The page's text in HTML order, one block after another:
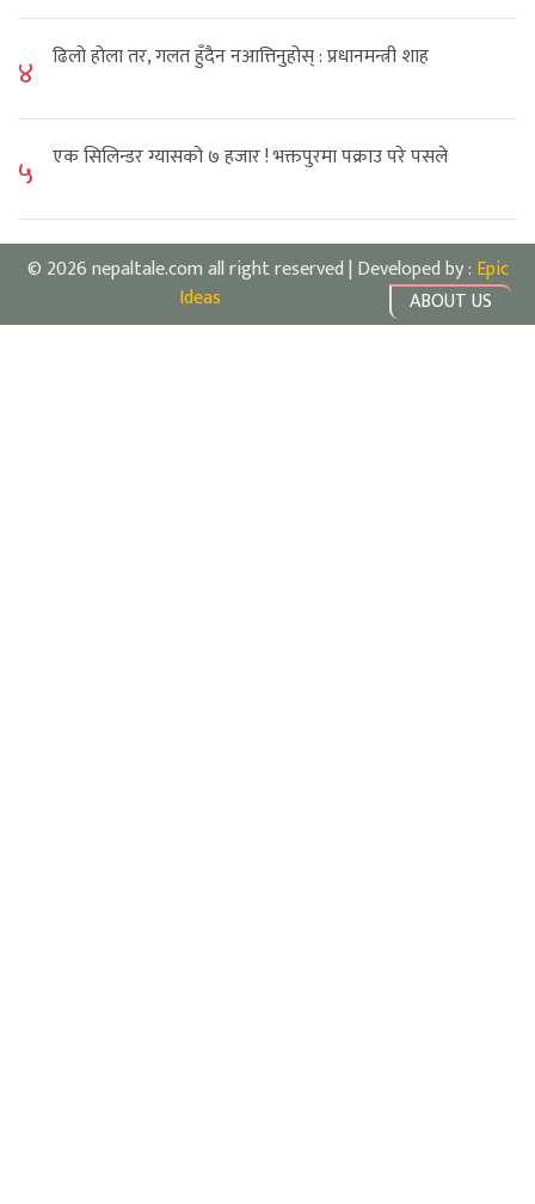
४ ढिलो होला तर, गलत हुँदैन नआत्तिनुहोस् : प्रधानमन्त्री शाह
५ एक सिलिन्डर ग्यासको ७ हजार ! भक्तपुरमा पक्राउ परे पसले
© 2026 nepaltale.com all right reserved | Developed by : Epic
Ideas
ABOUT US